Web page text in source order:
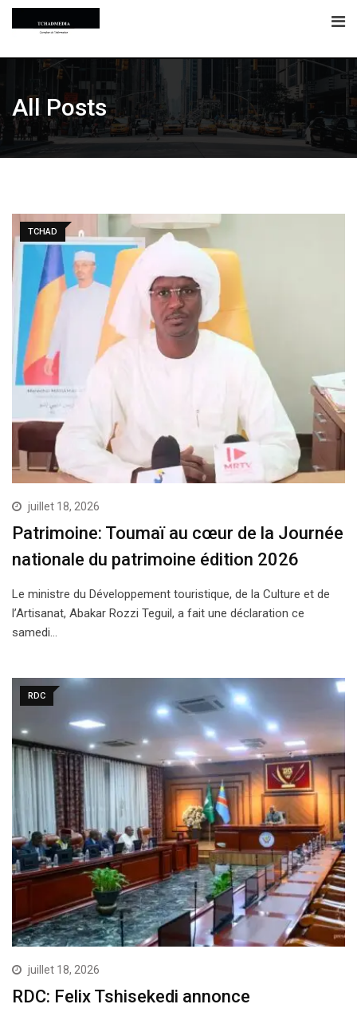
Skip
All Posts
TCHAD
juillet 18, 2026
Patrimoine: Toumaï au cœur de la Journée
nationale du patrimoine édition 2026
Le ministre du Développement touristique, de la Culture et de
l’Artisanat, Abakar Rozzi Teguil, a fait une déclaration ce
samedi…
RDC
juillet 18, 2026
RDC: Felix Tshisekedi annonce